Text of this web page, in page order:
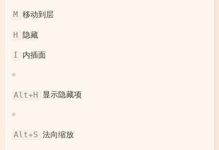
M 移动到层
H 隐藏
I 内插面
Alt+H 显示隐藏项
Alt+S 法向缩放